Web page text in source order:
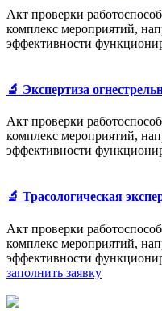
Акт проверки
комплекс мероприятий,
эффективности
🔬 Экспертиза
Акт проверки
комплекс мероприятий,
эффективности
🔬 Трасологическая
Акт проверки
комплекс мероприятий,
эффективности
заполнить заявку